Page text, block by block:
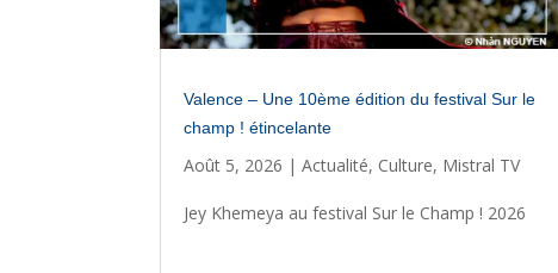
Valence – Une 10ème édition du festival Sur le
champ ! étincelante
Août 5, 2026 |Actualité, Culture, Mistral TV
Jey Khemeya au festival Sur le Champ ! 2026